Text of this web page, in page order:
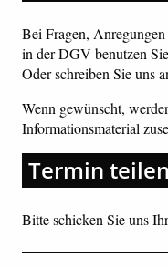
Bei Fragen,
in der DGV benutzen
Oder schreiben Sie uns
Wenn gewünscht,
Informationsmaterial
Termin teilen
Bitte schicken Sie uns